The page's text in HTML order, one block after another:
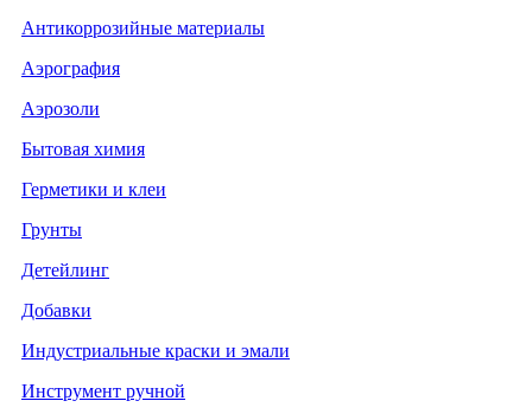
Антикоррозийные материалы
Аэрография
Аэрозоли
Бытовая химия
Герметики и клеи
Грунты
Детейлинг
Добавки
Индустриальные краски и эмали
Инструмент ручной